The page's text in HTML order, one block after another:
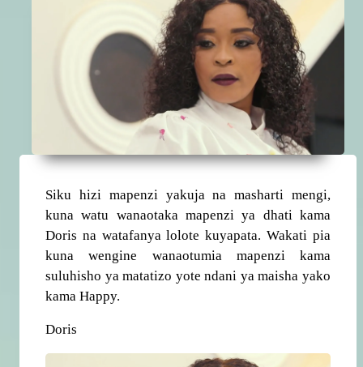
Siku hizi mapenzi yakuja na masharti mengi,
kuna watu wanaotaka mapenzi ya dhati kama
Doris na watafanya lolote kuyapata. Wakati pia
kuna wengine wanaotumia mapenzi kama
suluhisho ya matatizo yote ndani ya maisha yako
kama Happy.
Doris